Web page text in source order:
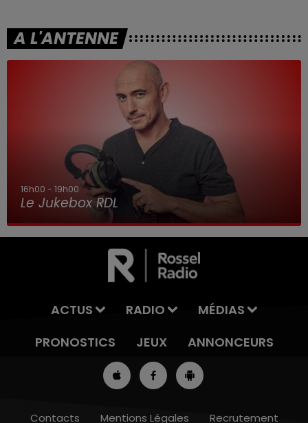
A L'ANTENNE
16h00 - 19h00
Le Jukebox RDL
ACTUS RADIO
MÉDIAS
PRONOSTICS
JEUX ANNONCEURS
Contacts Mentions Légales Recrutement